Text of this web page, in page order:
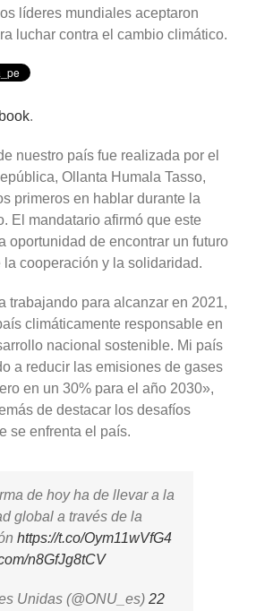
líderes mundiales aceptaron
luchar contra el cambio climático.
.
nuestro país fue realizada por el
Ollanta Humala Tasso,
primeros en hablar durante la
El mandatario afirmó que este
oportunidad de encontrar un futuro
la cooperación y la solidaridad.
trabajando para alcanzar en 2021,
climáticamente responsable en
nacional sostenible. Mi país
a reducir las emisiones de gases
en un 30% para el año 2030»,
de destacar los desafíos
se enfrenta el país.
de hoy ha de llevar a la
global a través de la
https://t.co/Oym11wVfG4
n8GfJg8tCV
Unidas (@ONU_es) 22